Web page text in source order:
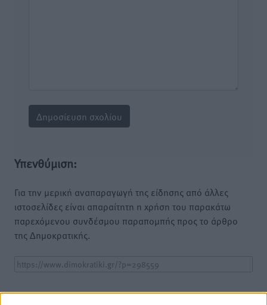
Υπενθύμιση:
Για την μερική αναπαραγωγή της είδησης από άλλες
ιστοσελίδες είναι απαραίτητη η χρήση του παρακάτω
παρεχόμενου συνδέσμου παραπομπής προς το άρθρο
της Δημοκρατικής.